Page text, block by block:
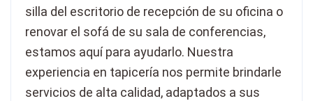
silla del escritorio de recepción de su oficina o
renovar el sofá de su sala de conferencias,
estamos aquí para ayudarlo. Nuestra
experiencia en tapicería nos permite brindarle
servicios de alta calidad, adaptados a sus